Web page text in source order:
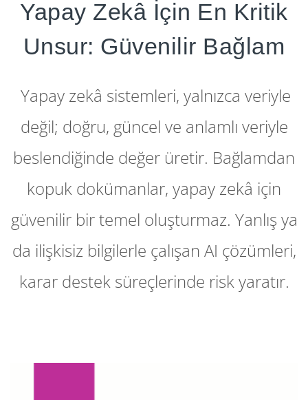
Yapay Zekâ İçin En Kritik
Unsur: Güvenilir Bağlam
Yapay zekâ sistemleri, yalnızca veriyle
değil; doğru, güncel ve anlamlı veriyle
beslendiğinde değer üretir. Bağlamdan
kopuk dokümanlar, yapay zekâ için
güvenilir bir temel oluşturmaz. Yanlış ya
da ilişkisiz bilgilerle çalışan AI çözümleri,
karar destek süreçlerinde risk yaratır.